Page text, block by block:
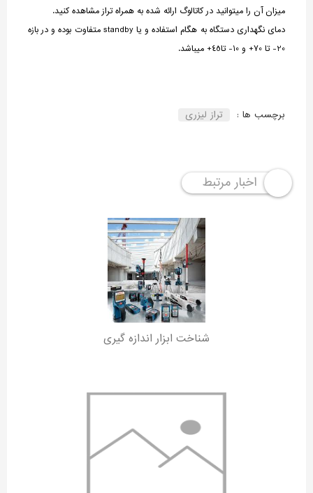
میزان آن را میتوانید در کاتالوگ ارائه شده به همراه تراز مشاهده کنید.
دمای نگهداری دستگاه به هگام استفاده و یا standby متفاوت بوده و در بازه
20- تا 70+ و 10- تا45+ میباشد.
برچسب ها : تراز لیزری
اخبار مرتبط
شناخت ابزار اندازه گیری